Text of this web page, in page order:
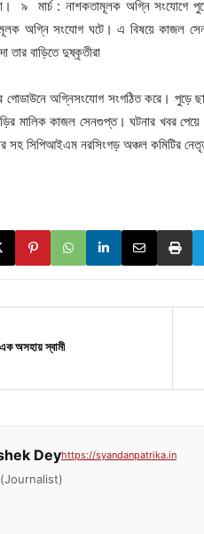
৯ মার্চ : নাশকতামূলক অগ্নি সংযোগে
অগ্নি সংযোগ ঘটে। এ বিষয়ে কাজল
তার বাড়িতে দুষ্কৃতীরা
গোডাউনে অগ্নিসংযোগ সংগঠিত করে। পুড়ে
মালিক কাজল সেনগুপ্ত। ঘটনার খবর
সহ সিপিআইএম নরসিংগড় অঞ্চল কমিটির
এক অসহায় স্বামী
Deyhttps://syandanpatrika.in
(Journalist)